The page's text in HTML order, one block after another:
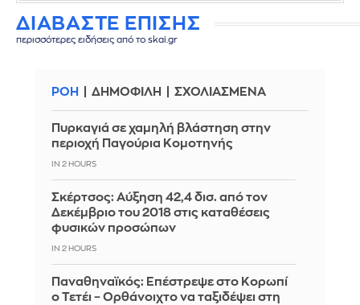
ΔΙΑΒΑΣΤΕ ΕΠΙΣΗΣ
περισσότερες ειδήσεις από το skai.gr
ΡΟΗ ΔΗΜΟΦΙΛΗ ΣΧΟΛΙΑΣΜΕΝΑ
Πυρκαγιά σε χαμηλή βλάστηση στην
περιοχή Παγούρια Κομοτηνής
IN 2 HOURS
Σκέρτσος: Αύξηση 42,4 δισ. από τον
Δεκέμβριο του 2018 στις καταθέσεις
φυσικών προσώπων
IN 2 HOURS
Παναθηναϊκός: Επέστρεψε στο Κορωπί
ο Τετέι – Ορθάνοιχτο να ταξιδέψει στη